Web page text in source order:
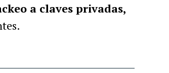
a claves privadas,